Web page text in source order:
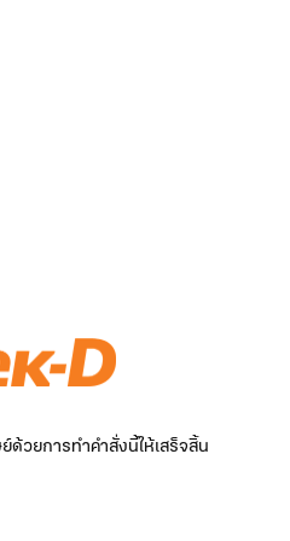
วยการทำคำสั่งนี้ให้เสร็จสิ้น